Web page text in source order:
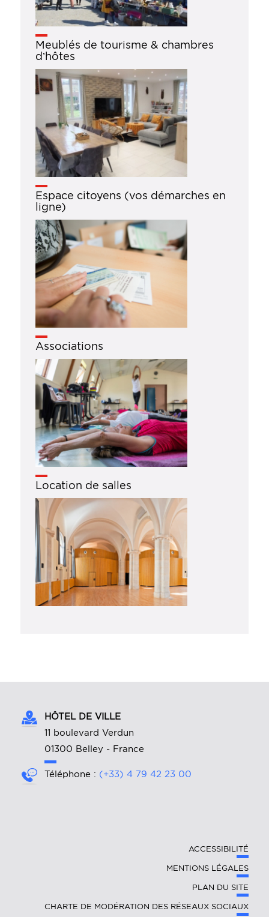
Meublés de tourisme & chambres
d’hôtes
Espace citoyens (vos démarches en
ligne)
Associations
Location de salles
HÔTEL DE VILLE
11 boulevard Verdun
01300 Belley - France
Téléphone : (+33) 4 79 42 23 00
ACCESSIBILITÉ
MENTIONS LÉGALES
PLAN DU SITE
CHARTE DE MODÉRATION DES RÉSEAUX SOCIAUX